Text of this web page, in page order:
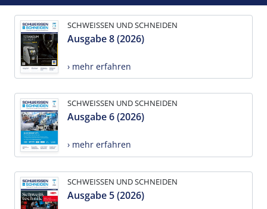
SCHWEISSEN UND SCHNEIDEN
Ausgabe 8 (2026)
› mehr erfahren
SCHWEISSEN UND SCHNEIDEN
Ausgabe 6 (2026)
› mehr erfahren
SCHWEISSEN UND SCHNEIDEN
Ausgabe 5 (2026)